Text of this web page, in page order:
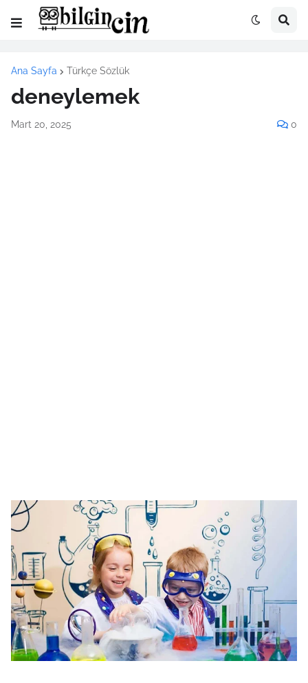
Ana Sayfa Türkçe Sözlük
deneylemek
Mart 20, 2025 0